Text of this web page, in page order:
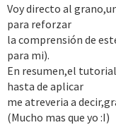
Voy directo al
para reforzar
la comprensión de
para mi).
En resumen,el
hasta de aplicar
me atreveria a
(Mucho mas que yo :I)